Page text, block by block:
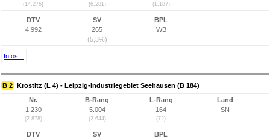
(14.276) (6.281) (1.187)
DTV
4.992
SV
265
(5,3%)
BPL
WB
Infos...
B 2 Krostitz (L 4) - Leipzig-Industriegebiet Seehausen (B 184)
Nr.
1.230
(2.878)
B-Rang
5.004
(2.644)
L-Rang
164
(72)
Land
SN
DTV
SV
BPL